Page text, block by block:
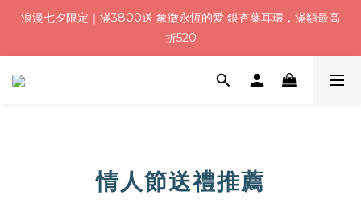
浪漫七夕限定｜滿3800送 象徵永恆的愛 銀杏葉耳環，滿額最高
折520
浪漫七夕限定｜滿3800送 象徵永恆的愛 銀杏葉耳環，滿額最高
折520
加入會員就送＄200 購物金｜下單再送禮贈包裝
情人節送禮推薦